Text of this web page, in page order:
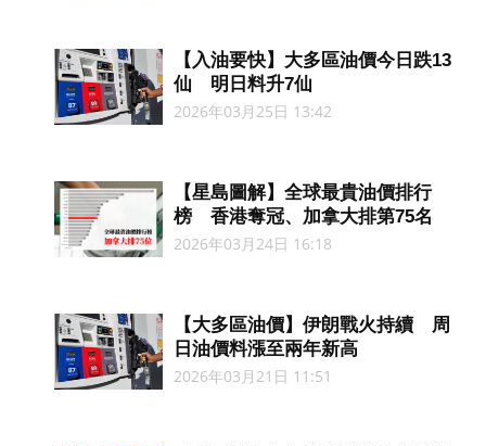
【入油要快】大多區油價今日跌13
仙 明日料升7仙
2026年03月25日 13:42
【星島圖解】全球最貴油價排行
榜 香港奪冠、加拿大排第75名
2026年03月24日 16:18
【大多區油價】伊朗戰火持續 周
日油價料漲至兩年新高
2026年03月21日 11:51